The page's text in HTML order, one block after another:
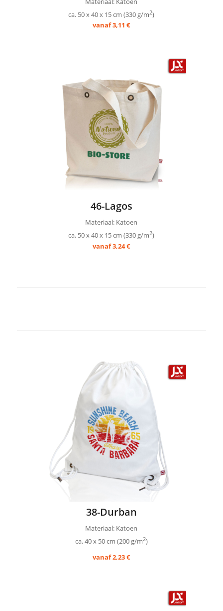
ca. 50 x 40 x 15 cm (330 g/m2)
vanaf 3,11 €
46-Lagos
Materiaal: Katoen
ca. 50 x 40 x 15 cm (330 g/m2)
vanaf 3,24 €
38-Durban
Materiaal: Katoen
ca. 40 x 50 cm (200 g/m2)
vanaf 2,23 €